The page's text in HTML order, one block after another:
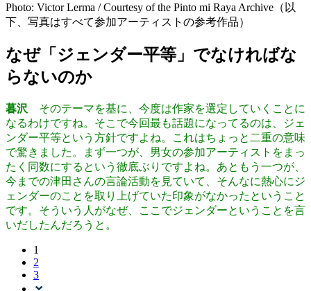
Photo: Victor Lerma / Courtesy of the Pinto mi Raya Archive（以
下、写真はすべて参加アーティストの参考作品）
なぜ「ジェンダー平等」でなければな
らないのか
暮沢 そのテーマを基に、今度は作家を選定していくことに
なるわけですね。そこで今回最も話題になってるのは、ジェ
ンダー平等という方針ですよね。これはちょっと二重の意味
で驚きました。まず一つが、男女の参加アーティストをまっ
たく同数にするという徹底ぶりですよね。あともう一つが、
今までの津田さんの言論活動を見ていて、そんなに熱心にジ
ェンダーのことを取り上げていた印象がなかったということ
です。そういう人がなぜ、ここでジェンダーということを言
いだしたんだろうと。
1
2
3